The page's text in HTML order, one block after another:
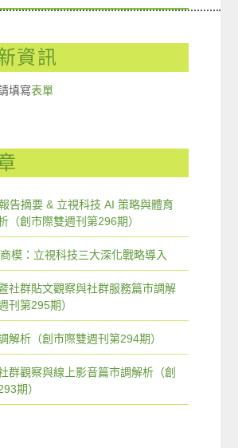
資訊
填寫表單
告摘要 & 立視科技 AI 策略與體育
（創市際雙週刊第296期）
模：立視科技三大深化戰略導入
社群貼文觀察與社群服務篇市調解
刊第295期）
解析（創市際雙週刊第294期）
群觀察與線上影音篇市調解析（創
期）